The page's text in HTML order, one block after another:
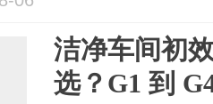
洁净车间初
选？G1 到